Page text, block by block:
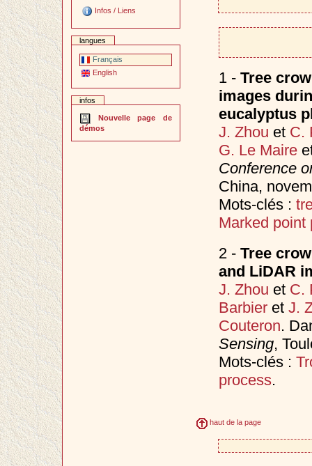
Infos / Liens
langues
Français
English
infos
Nouvelle page de
démos
1 - Tree
images
eucalyptus
J. Zhou et C.
G. Le Maire
Conference
China,
Mots-clés :
Marked point
2 - Tree
and LiDAR
J. Zhou et C.
Barbieret J.
Couteron.
Sensing,
Mots-clés :
process.
haut de la page